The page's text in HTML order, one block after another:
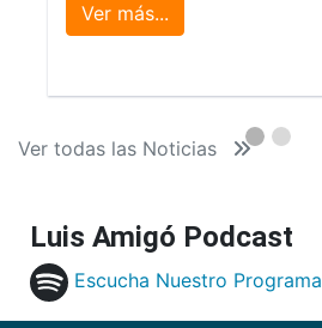
Ver más...
Ver todas las Noticias
Luis Amigó Podcast
Escucha Nuestro Programa